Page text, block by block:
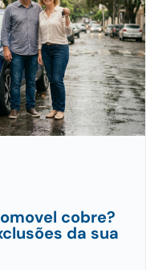
cobre?
da sua